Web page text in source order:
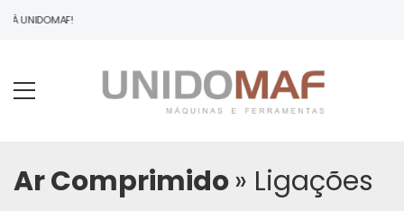
À UNIDOMAF!
Ar Comprimido» Ligações